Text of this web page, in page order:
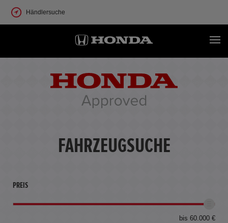
Händlersuche
FAHRZEUGSUCHE
PREIS
bis 60.000 €